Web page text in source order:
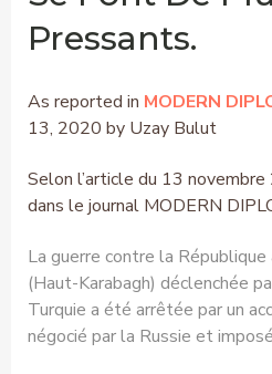
Pressants.
As reported in MODERN
13, 2020 by Uzay Bulut
Selon l’article du 13
dans le journal MODERN
La guerre contre la République
(Haut-Karabagh) déclenchée
Turquie a été arrêtée par un
négocié par la Russie et